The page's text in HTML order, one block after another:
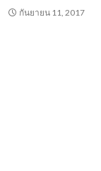
กันยายน 11, 2017